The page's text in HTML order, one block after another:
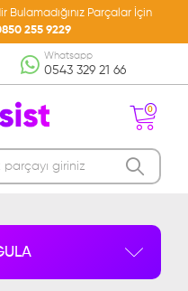
Parçalar İçin
255 9229
0543 329 21 66
Whatsapp
0
Ürün